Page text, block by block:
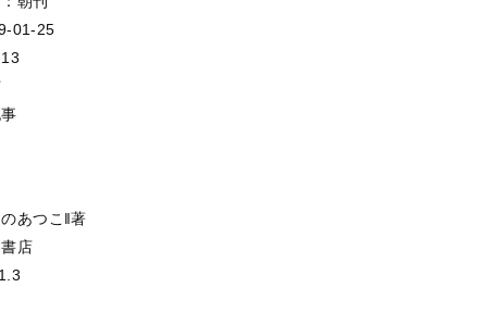
01-25
13
あつこ‖著
店